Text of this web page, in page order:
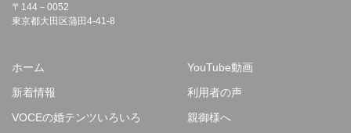
〒144－0052
東京都大田区蒲田4-41-8
ホーム
新着情報
VOCEの婚テンツいろいろ
YouTube動画
利用者の声
親御様へ